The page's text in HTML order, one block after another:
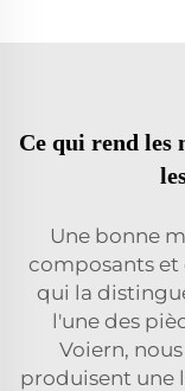
Ce qui rend les
Une bonne
composants et
qui la
l'une des
Voiern,
produisent une